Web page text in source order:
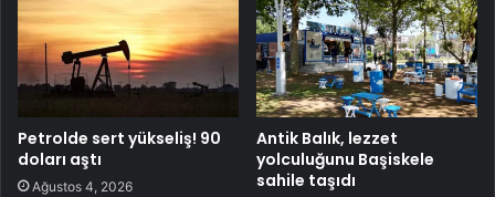
Petrolde sert yükseliş! 90
doları aştı
Ağustos 4, 2026
Antik Balık, lezzet
yolculuğunu Başiskele
sahile taşıdı